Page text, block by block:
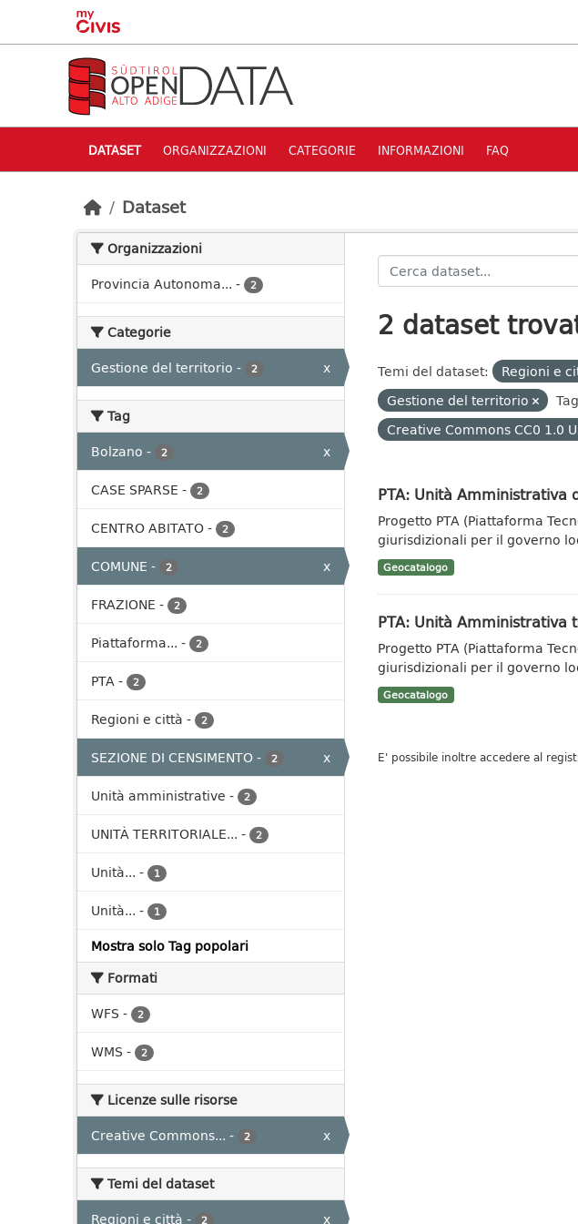
Skip to main content
DATASET ORGANIZZAZIONI CATEGORIE INFORMAZIONI FAQ
Dataset
Organizzazioni
Provincia Autonoma... - 2
Categorie
Gestione del territorio - 2 x
Tag
Bolzano - 2
x
CASE SPARSE - 2
CENTRO ABITATO- 2
COMUNE - 2
x
FRAZIONE - 2
Piattaforma... - 2
PTA- 2
Regioni e città - 2
SEZIONE DI CENSIMENTO- 2
x
Unità amministrative - 2
UNITÀ TERRITORIALE... - 2
Unità... - 1
Unità... - 1
Mostra solo Tag popolari
Formati
WFS - 2
WMS - 2
Licenze sulle risorse
Creative Commons... - 2 x
Temi del dataset
Regioni e città - 2 x
2 dataset
Temi del dataset: Regioni e
Gestione del territorio
Creative Commons CC0 1.0
PTA: Unità Amministrativa
Progetto PTA (Piattaforma
giurisdizionali per il governo
Geocatalogo
PTA: Unità Amministrativa
Progetto PTA (Piattaforma
giurisdizionali per il governo
Geocatalogo
E' possibile inoltre accedere al